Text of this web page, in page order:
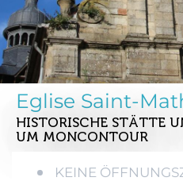
Eglise Saint-
HISTORISCHE STÄTTE
UM MONCONTOUR
KEINE